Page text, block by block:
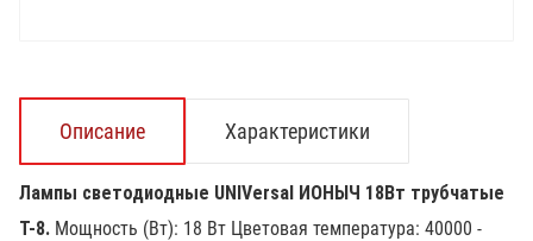
Описание Характеристики
Лампы светодиодные UNIVersal ИОНЫЧ 18Вт трубчатые
Т-8. Мощность (Вт): 18 Вт Цветовая температура: 40000 -